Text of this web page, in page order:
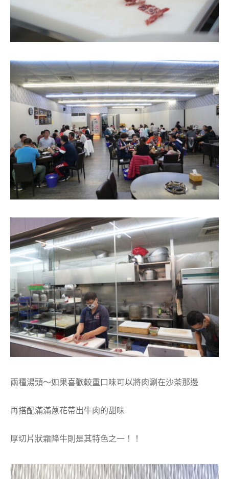
兩種湯頭～如果喜歡較重口味可以將肉涮在沙茶那邊
再搭配滿滿蔥花帶出牛肉的甜味
厚切片狀霜降牛則是其特色之一！！